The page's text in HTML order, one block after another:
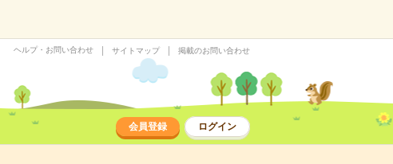
ヘルプ・お問い合わせ サイトマップ 掲載のお問い合わせ
会員登録 ログイン